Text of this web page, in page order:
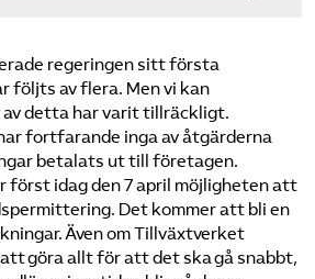
regeringen sitt första
följts av flera. Men vi kan
detta har varit tillräckligt.
fortfarande inga av åtgärderna
betalats ut till företagen.
först idag den 7 april möjligheten att
Det kommer att bli en
. Även om Tillväxtverket
göra allt för att det ska gå snabbt,